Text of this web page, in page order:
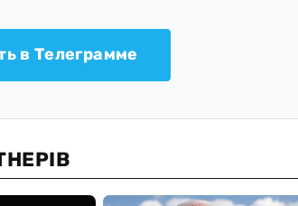
в Телеграмме